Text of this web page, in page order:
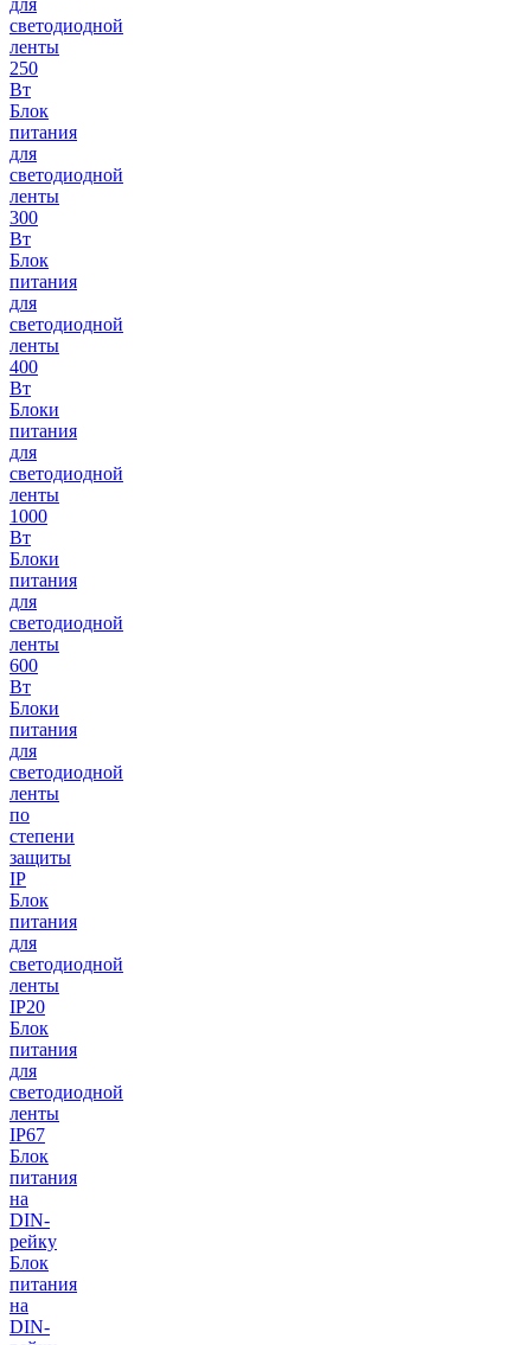
для
светодиодной
ленты
250
Вт
Блок
питания
для
светодиодной
ленты
300
Вт
Блок
питания
для
светодиодной
ленты
400
Вт
Блоки
питания
для
светодиодной
ленты
1000
Вт
Блоки
питания
для
светодиодной
ленты
600
Вт
Блоки
питания
для
светодиодной
ленты
по
степени
защиты
IP
Блок
питания
для
светодиодной
ленты
IP20
Блок
питания
для
светодиодной
ленты
IP67
Блок
питания
на
DIN-
рейку
Блок
питания
на
DIN-